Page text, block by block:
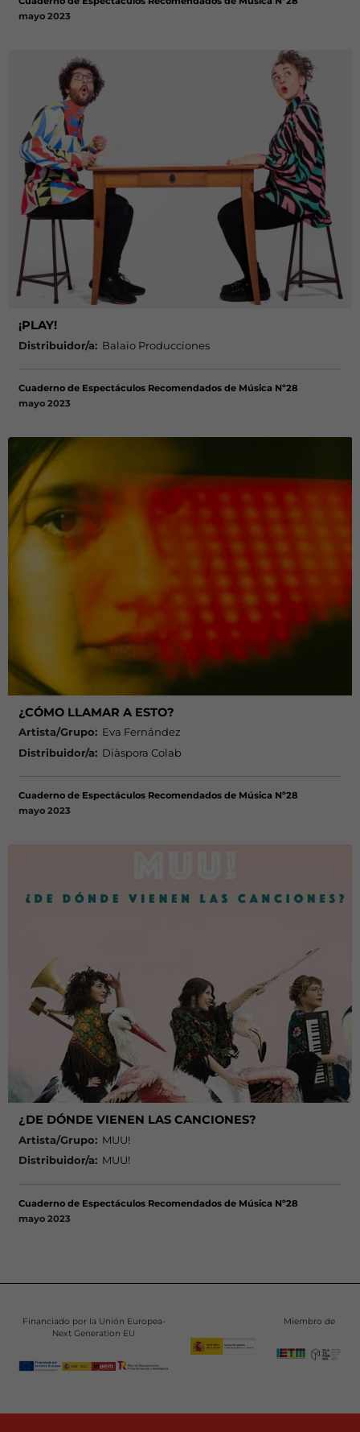
mayo 2023
¡PLAY!
Distribuidor/a: Balaio Producciones
Cuaderno de Espectáculos Recomendados de Música Nº28
mayo 2023
¿CÓMO LLAMAR A ESTO?
Artista/Grupo: Eva Fernández
Distribuidor/a: Diàspora Colab
Cuaderno de Espectáculos Recomendados de Música Nº28
mayo 2023
¿DE DÓNDE VIENEN LAS CANCIONES?
Artista/Grupo: MUU!
Distribuidor/a: MUU!
Cuaderno de Espectáculos Recomendados de Música Nº28
mayo 2023
Financiado por la Unión Europea-
Next Generation EU
Miembro de